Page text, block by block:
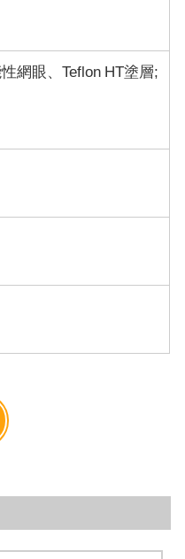
網眼、Teflon HT塗層;